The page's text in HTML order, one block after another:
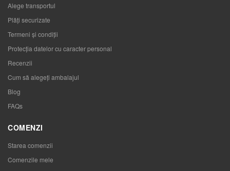
Alege transportul
Plăți securizate
Termeni și condiții
Protecția datelor cu caracter personal
Recenzii
Cum să alegeţi ambalajul
Blog
FAQs
COMENZI
Starea comenzii
Comenzile mele